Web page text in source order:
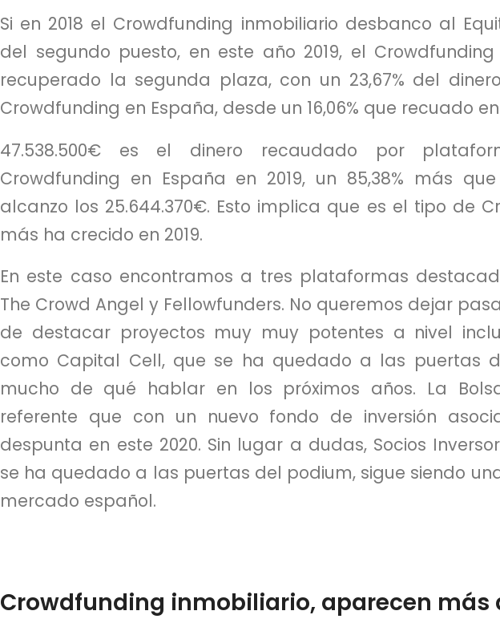
Si en 2018 el Crowdfunding inmobiliario desbanco al
del segundo puesto, en este año 2019, el
recuperado la segunda plaza, con un 23,67% del
Crowdfunding en España, desde un 16,06% que recuado en
47.538.500€ es el dinero recaudado por
Crowdfunding en España en 2019, un 85,38% más
alcanzo los 25.644.370€. Esto implica que es el tipo de
más ha crecido en 2019.
En este caso encontramos a tres plataformas
The Crowd Angel y Fellowfunders. No queremos dejar
de destacar proyectos muy muy potentes a nivel
como Capital Cell, que se ha quedado a las puertas
mucho de qué hablar en los próximos años. La
referente que con un nuevo fondo de inversión
despunta en este 2020. Sin lugar a dudas, Socios
se ha quedado a las puertas del podium, sigue siendo
mercado español.
Crowdfunding inmobiliario, aparecen más